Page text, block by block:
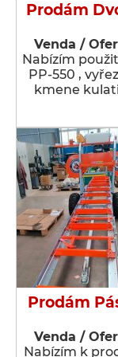
Prodám
Venda /
Nabízím
PP-550 ,
kmene
Prodám
Venda /
Nabízím k